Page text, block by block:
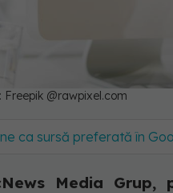
@rawpixel.com
ca sursă preferată în
Media Grup,